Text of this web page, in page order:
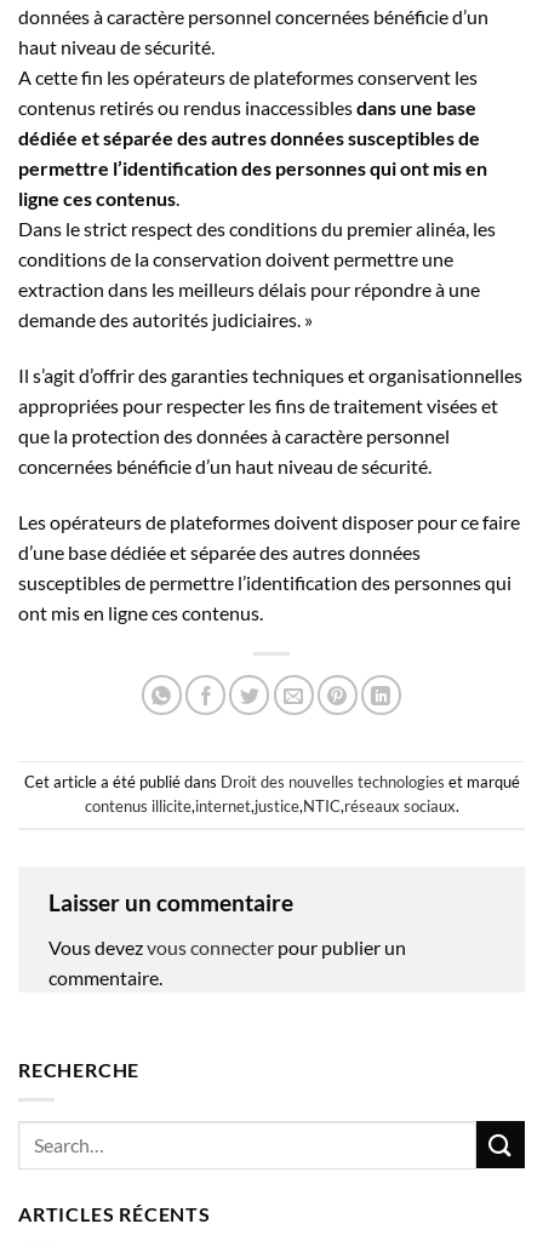
données à caractère personnel concernées bénéficie d’un
haut niveau de sécurité.
A cette fin les opérateurs de plateformes conservent les
contenus retirés ou rendus inaccessiblesdans une base
dédiée et séparée des autres données susceptibles de
permettre l’identification des personnes qui ont mis en
ligne ces contenus.
Dans le strict respect des conditions du premier alinéa, les
conditions de la conservation doivent permettre une
extraction dans les meilleurs délais pour répondre à une
demande des autorités judiciaires. »
Il s’agit d’offrir des garanties techniques et organisationnelles
appropriées pour respecter les fins de traitement visées et
que la protection des données à caractère personnel
concernées bénéficie d’un haut niveau de sécurité.
Les opérateurs de plateformes doivent disposer pour ce faire
d’une base dédiée et séparée des autres données
susceptibles de permettre l’identification des personnes qui
ont mis en ligne ces contenus.
Cet article a été publié dans Droit des nouvelles technologies et marqué
contenus illicite,internet,justice,NTIC,réseaux sociaux.
Laisser un commentaire
Vous devezvous connecter pour publier un
commentaire.
RECHERCHE
ARTICLES RÉCENTS